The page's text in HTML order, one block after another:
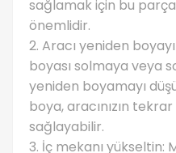
sağlamak için bu
önemlidir.
2. Aracı yeniden
boyası solmaya veya
yeniden boyamayı
boya, aracınızın
sağlayabilir.
3. İç mekanı yükseltin: